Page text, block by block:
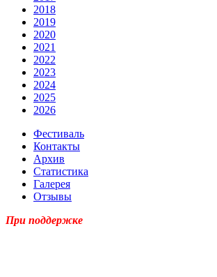
2018
2019
2020
2021
2022
2023
2024
2025
2026
Фестиваль
Контакты
Архив
Статистика
Галерея
Отзывы
При поддержке